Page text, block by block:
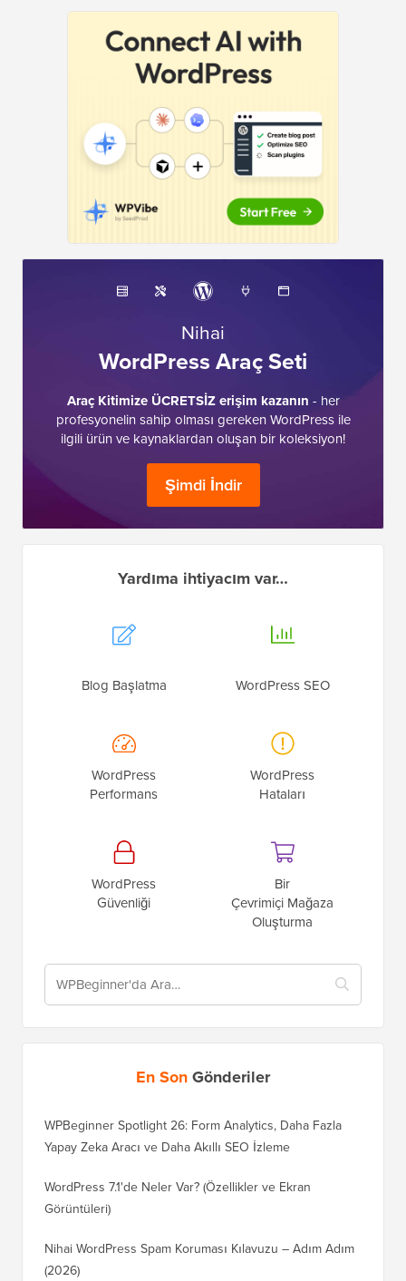
Nihai
WordPress Araç Seti
Araç Kitimize ÜCRETSİZ erişim kazanın - her
profesyonelin sahip olması gereken WordPress ile
ilgili ürün ve kaynaklardan oluşan bir koleksiyon!
Şimdi İndir
Yardıma ihtiyacım var…
Blog Başlatma WordPress SEO
WordPress
Performans
WordPress
Hataları
WordPress
Güvenliği
Bir
Çevrimiçi Mağaza
Oluşturma
En SonGönderiler
WPBeginner Spotlight 26: Form Analytics, Daha Fazla
Yapay Zeka Aracı ve Daha Akıllı SEO İzleme
WordPress 7.1'de Neler Var? (Özellikler ve Ekran
Görüntüleri)
Nihai WordPress Spam Koruması Kılavuzu – Adım Adım
(2026)